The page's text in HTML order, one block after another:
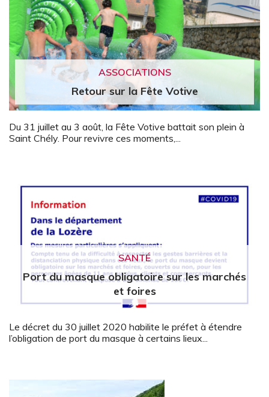
ASSOCIATIONS
Retour sur la Fête Votive
Du 31 juillet au 3 août, la Fête Votive battait son plein à
Saint Chély. Pour revivre ces moments,...
SANTÉ
Port du masque obligatoire sur les marchés
et foires
Le décret du 30 juillet 2020 habilite le préfet à étendre
l’obligation de port du masque à certains lieux...